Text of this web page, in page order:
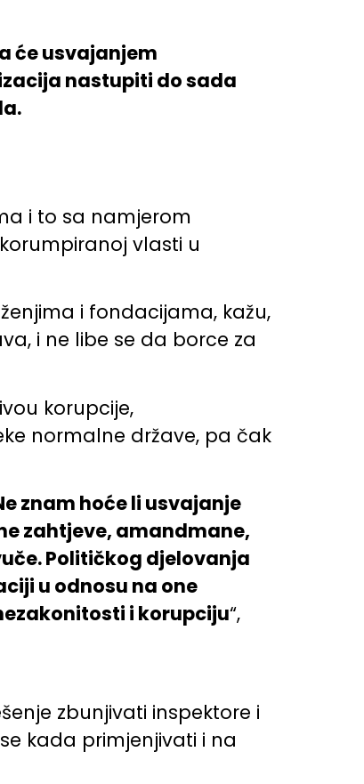
će usvajanjem
nastupiti do sada
i to sa namjerom
vlasti u
i fondacijama, kažu,
i ne libe se da borce za
korupcije,
normalne države, pa čak
znam hoće li usvajanje
zahtjeve, amandmane,
Političkog djelovanja
u odnosu na one
i korupciju“,
zbunjivati inspektore i
kada primjenjivati i na